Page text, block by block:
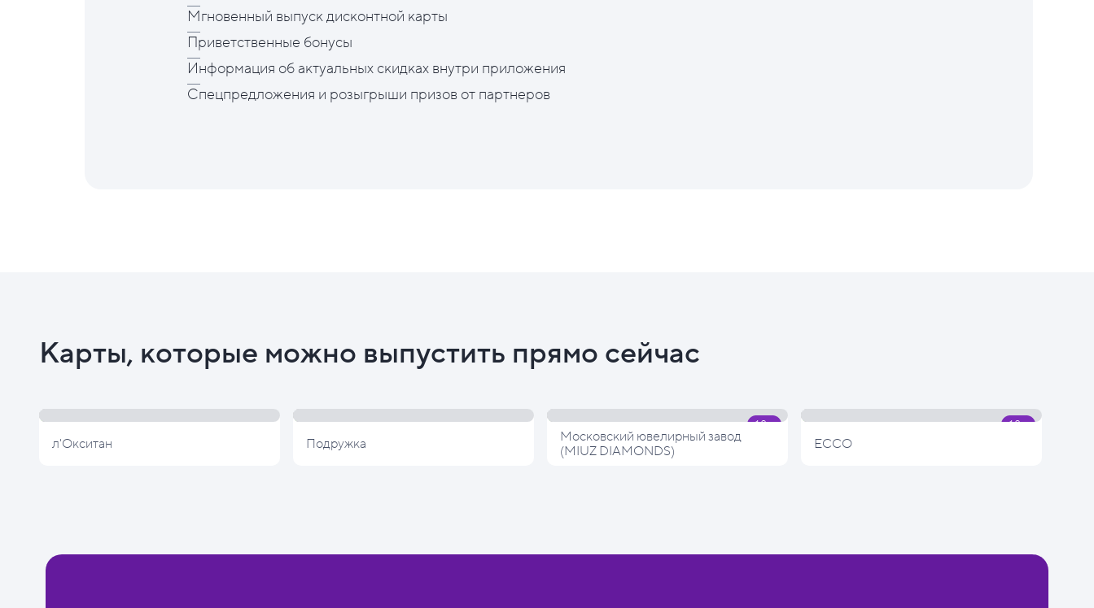
Мгновенный выпуск дисконтной карты
Приветственные бонусы
Информация об актуальных скидках внутри приложения
Спецпредложения и розыгрыши призов от партнеров
Карты, которые можно выпустить прямо сейчас
л'Окситан Подружка
Московский ювелирный завод
(MIUZ DIAMONDS)
ECCO